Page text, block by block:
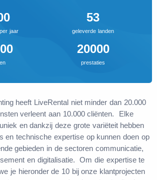
jaar
53
geleverde landen
20000
prestaties
heeft LiveRental niet minder dan 20.000
verleent aan 10.000 cliënten. Elke
en dankzij deze grote variëteit hebben
en technische expertise op kunnen doen op
gebieden in de sectoren communicatie,
en digitalisatie. Om die expertise te
je hieronder de 10 bij onze klantprojecten